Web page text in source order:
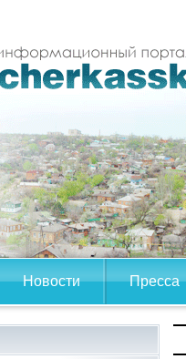
Новости Пресса